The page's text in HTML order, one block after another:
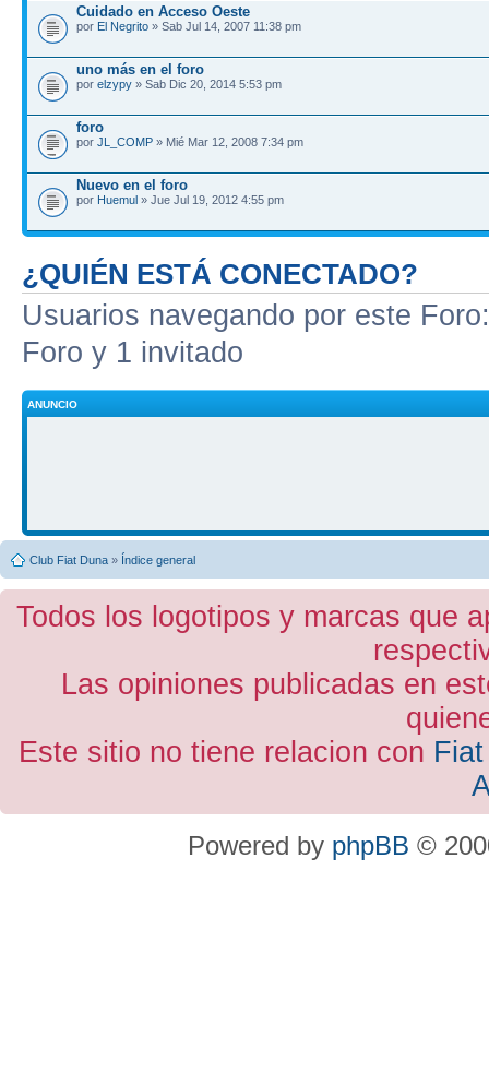
Cuidado en Acceso Oeste
por El Negrito » Sab Jul 14, 2007 11:38 pm
uno más en el foro
por elzypy » Sab Dic 20, 2014 5:53 pm
foro
por JL_COMP » Mié Mar 12, 2008 7:34 pm
Nuevo en el foro
por Huemul » Jue Jul 19, 2012 4:55 pm
¿QUIÉN ESTÁ CONECTADO?
Usuarios navegando por este
Foro y 1 invitado
ANUNCIO
Club Fiat Duna » Índice general
Todos los logotipos y marcas que
Las opiniones publicadas en
Este sitio no tiene relacion con
Powered by phpBB ©